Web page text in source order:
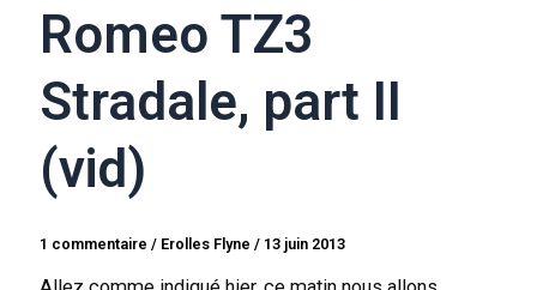
Romeo TZ3
Stradale, part II
(vid)
1 commentaire / Erolles Flyne/ 13 juin 2013